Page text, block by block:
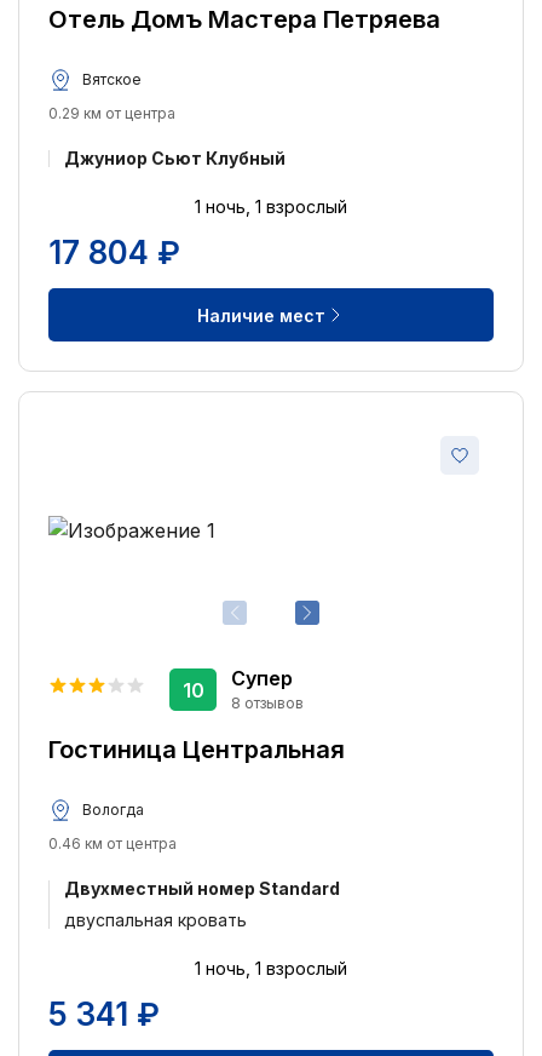
Отель Домъ Мастера Петряева
Вятское
0.29 км от центра
Джуниор Сьют Клубный
1 ночь, 1 взрослый
17 804 ₽
Наличие мест
Гостиница Центральная
Супер
8 отзывов
10
Вологда
0.46 км от центра
Двухместный номер Standard
двуспальная кровать
1 ночь, 1 взрослый
5 341 ₽